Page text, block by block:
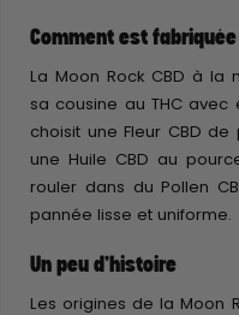
Comment est fabriquée
La Moon Rock CBD à
sa cousine au THC avec
choisit une Fleur CBD
une Huile CBD au
rouler dans du Pollen
pannée lisse et uniforme.
Un peu d'histoire
Les origines de la Moon